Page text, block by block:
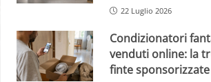
22 Luglio 2026
Condizionatori
venduti online: la
finte sponsorizzate